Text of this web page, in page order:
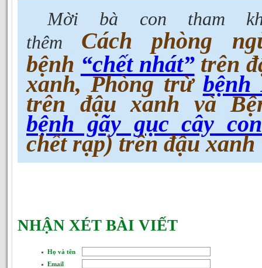
Mời bà con tham
thêm Cách phòng
bệnh “chết nhát”trên
xanh, Phòng trừ bệnh
trên đậu xanh và
bệnh gãy gục cây con
chết rạp) trên đậu xanh
NHẬN XÉT BÀI VIẾT
Họ và tên
Email